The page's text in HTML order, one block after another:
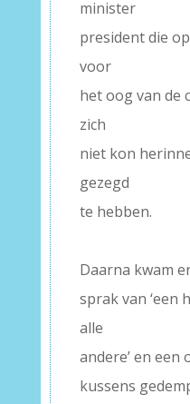
minister
president die
voor
het oog van de
zich
niet kon
gezegd
te hebben.
Daarna kwam
sprak van ‘een
alle
andere’ en een
kussens